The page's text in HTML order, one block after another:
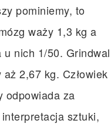
pominiemy, to
waży 1,3 kg a
nich 1/50. Grindwal
2,67 kg. Człowiek
odpowiada za
sztuki,